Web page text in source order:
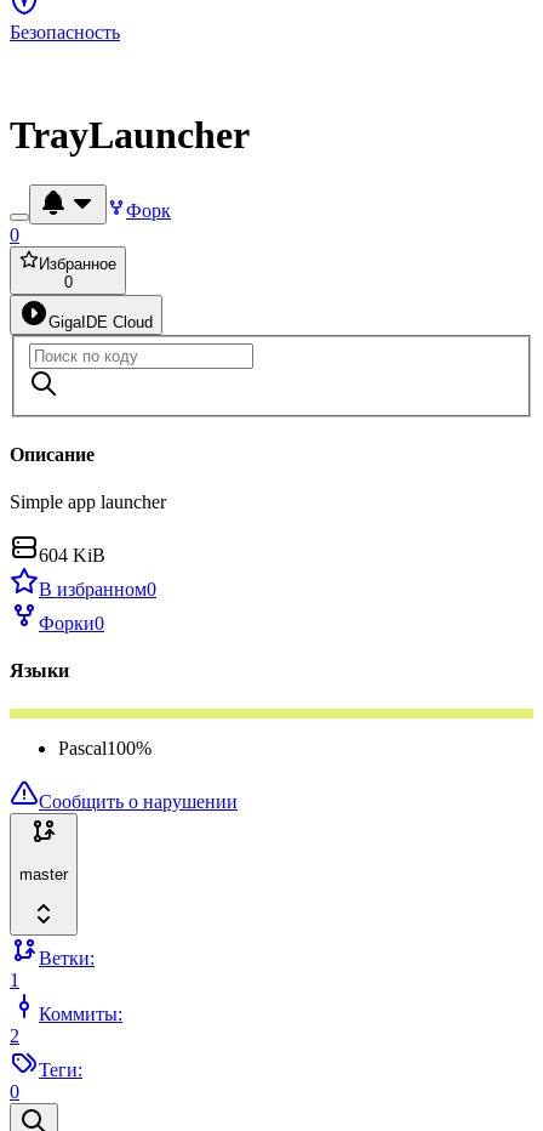
Безопасность
TrayLauncher
Форк
0
Избранное
0
GigaIDE Cloud
Описание
Simple app launcher
604 KiB
В избранном0
Форки0
Языки
Pascal100%
Сообщить о нарушении
master
Ветки:
1
Коммиты:
2
Теги:
0